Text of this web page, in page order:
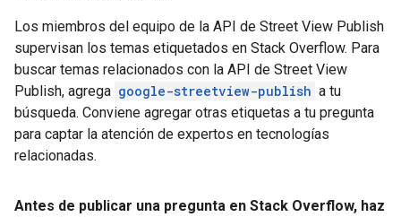
Los miembros del equipo de la API de Street View Publish
supervisan los temas etiquetados en Stack Overflow. Para
buscar temas relacionados con la API de Street View
Publish, agrega google-streetview-publish a tu
búsqueda. Conviene agregar otras etiquetas a tu pregunta
para captar la atención de expertos en tecnologías
relacionadas.
Antes de publicar una pregunta en Stack Overflow, haz